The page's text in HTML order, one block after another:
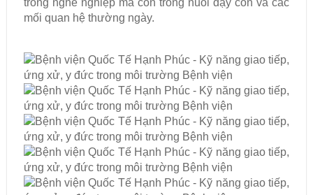
trong nghề nghiệp mà còn trong nuôi dạy con và các
mối quan hệ thường ngày.